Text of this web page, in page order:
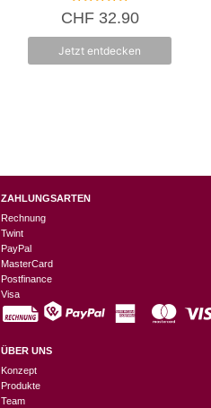
5.00
von 5
CHF32.90
Jetzt entdecken
ZAHLUNGSARTEN
Rechnung
Twint
PayPal
MasterCard
Postfinance
Visa
ÜBER UNS
Konzept
Produkte
Team